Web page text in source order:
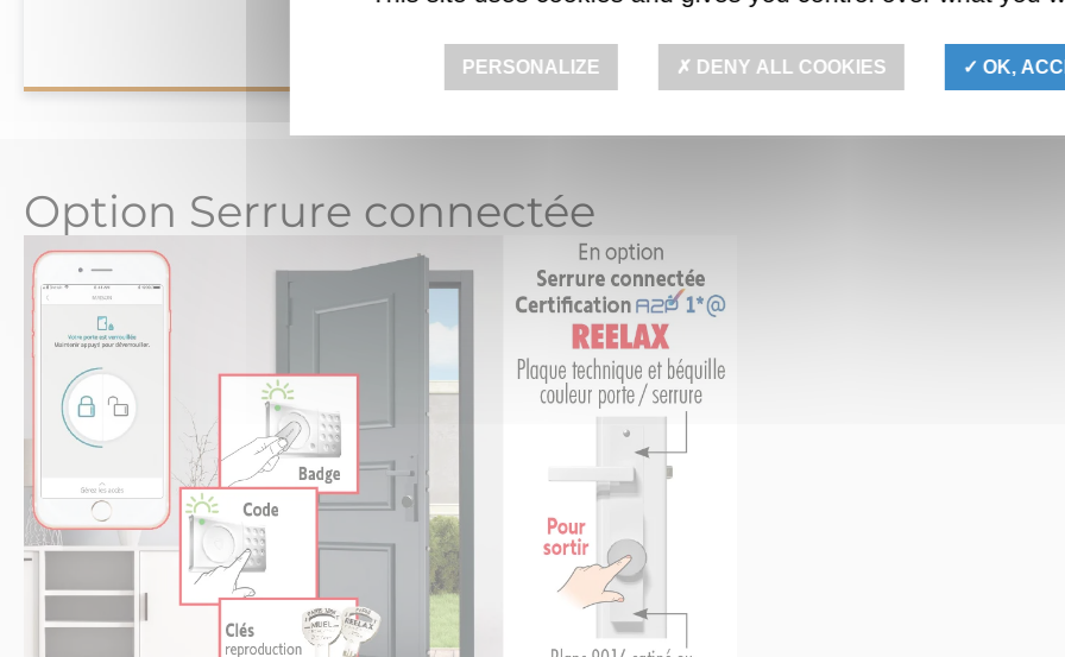
(1)
devient
A2P*
Option Serrure connectée
PERSONALIZE DENY ALL COOKIES OK,